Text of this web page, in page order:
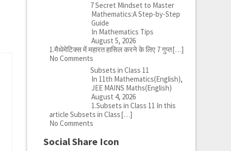
7 Secret Mindset to Master
Mathematics:A Step-by-Step
Guide
In Mathematics Tips
August 5, 2026
1.मैथेमेटिक्स में महारत हासिल करने के लिए 7 गुप्त[…]
No Comments
Subsets in Class 11
In 11th Mathematics(English),
JEE MAINS Maths(English)
August 4, 2026
1.Subsets in Class 11 In this
article Subsets in Class[…]
No Comments
Social Share Icon